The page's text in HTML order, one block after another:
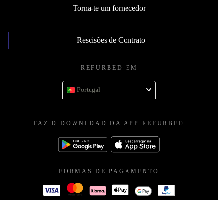
Torna-te um fornecedor
Rescisões de Contrato
REFURBED EM
Portugal
FAZ O DOWNLOAD DA APP REFURBED
FORMAS DE PAGAMENTO